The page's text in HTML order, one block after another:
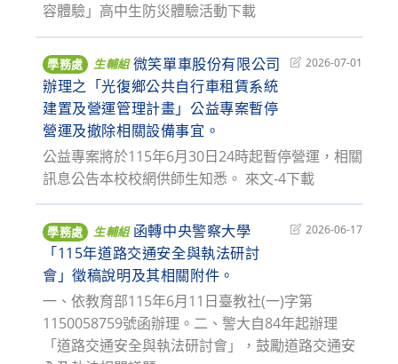
容體驗」高中生防災體驗活動下載
學務處 生輔組 微笑單車股份有限公司
辦理之「光復鄉公共自行車租賃系統
建置及營運管理計畫」公益專案暫停
營運及撤除相關設備事宜。
Post2026-07-01
公益專案將於115年6月30日24時起暫停營運，相關
訊息公告本校校網供師生知悉。 來文-4下載
學務處 生輔組 函轉中央警察大學
「115年道路交通安全與執法研討
會」徵稿說明及其相關附件。
Post2026-06-17
一、依教育部115年6月11日臺教社(一)字第
1150058759號函辦理。二、警大自84年起辦理
「道路交通安全與執法研討會」，鼓勵道路交通安